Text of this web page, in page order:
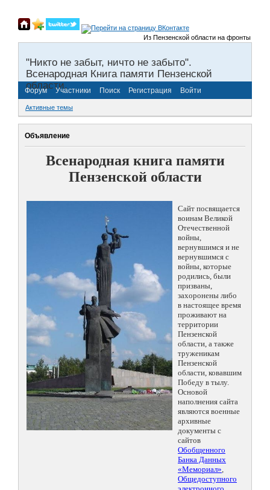
Из Пензенской области на фронты
"Никто не забыт, ничто не забыто".
Всенародная Книга памяти Пензенской
области.
Форум Участники Поиск Регистрация Войти
Активные темы
Объявление
Всенародная книга памяти
Пензенской области
Сайт посвящается
воинам Великой
Отечественной
войны,
вернувшимся и не
вернувшимся с
войны, которые
родились, были
призваны,
захоронены либо
в настоящее время
проживают на
территории
Пензенской
области, а также
труженикам
Пензенской
области, ковавшим
Победу в тылу.
Основой
наполнения сайта
являются военные
архивные
документы с
сайтов
Обобщенного
Банка Данных
«Мемориал»,
Общедоступного